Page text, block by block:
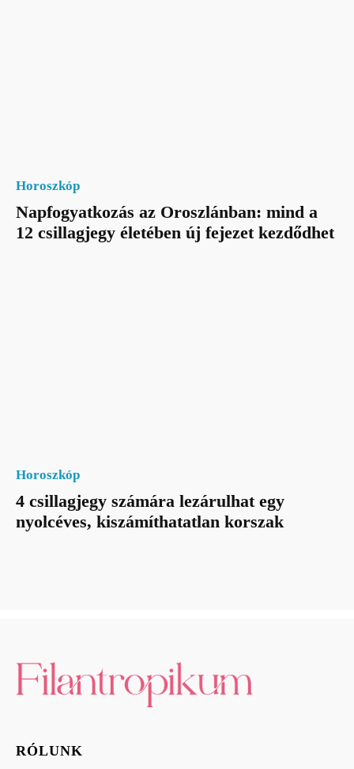
Horoszkóp
Napfogyatkozás az Oroszlánban: mind a
12 csillagjegy életében új fejezet kezdődhet
Horoszkóp
4 csillagjegy számára lezárulhat egy
nyolcéves, kiszámíthatatlan korszak
RÓLUNK